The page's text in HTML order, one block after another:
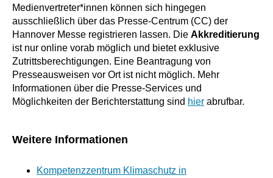
Medienvertreter*innen können sich hingegen
ausschließlich über das Presse-Centrum (CC) der
Hannover Messe registrieren lassen. Die Akkreditierung
ist nur online vorab möglich und bietet exklusive
Zutrittsberechtigungen. Eine Beantragung von
Presseausweisen vor Ort ist nicht möglich. Mehr
Informationen über die Presse-Services und
Möglichkeiten der Berichterstattung sind hier abrufbar.
Weitere Informationen
Kompetenzzentrum Klimaschutz in